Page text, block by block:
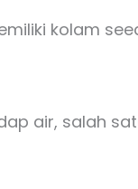
kolam
air, salah